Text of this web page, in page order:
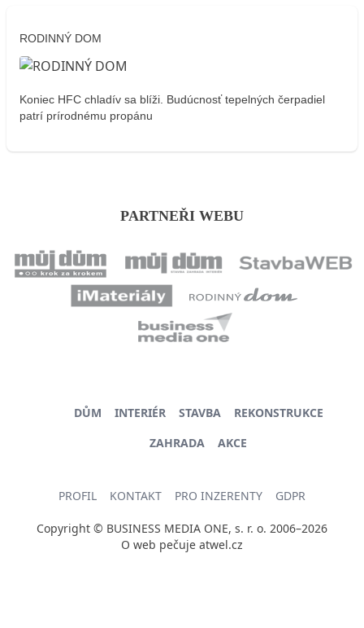
RODINNÝ DOM
Koniec HFC chladív sa blíži. Budúcnosť tepelných čerpadiel
patrí prírodnému propánu
PARTNEŘI WEBU
DŮM INTERIÉR STAVBA
REKONSTRUKCE
ZAHRADA
AKCE
PROFIL KONTAKT PRO INZERENTY GDPR
Copyright © BUSINESS MEDIA ONE, s. r. o. 2006–2026